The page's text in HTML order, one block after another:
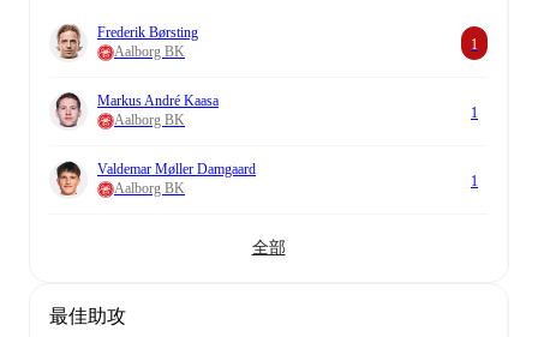
Frederik Børsting
Aalborg BK
1
Markus André Kaasa
Aalborg BK
1
Valdemar Møller Damgaard
Aalborg BK
1
全部
最佳助攻